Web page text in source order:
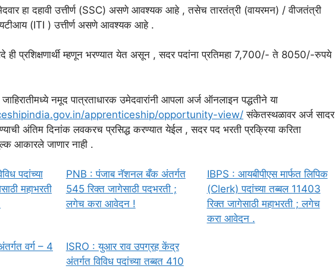
हा दहावी उत्तीर्ण (SSC) असणे आवश्यक आहे , तसेच तारतंत्री (वायरमन) / वीजतंत्री
(ITI ) उत्तीर्ण असणे आवश्यक आहे .
ही प्रशिक्षणार्थी म्हणून भरण्यात येत असून , सदर पदांना प्रतिमहा 7,700/- ते 8050/-रुपये
जाहिरातीमध्ये नमूद पात्रताधारक उमेदवारांनी आपला अर्ज ऑनलाइन पद्धतीने या
apprenticeship/opportunity-view/ संकेतस्थळावर अर्ज सादर
अंतिम दिनांक लवकरच प्रसिद्ध करण्यात येईल , सदर पद भरती प्रक्रिया करिता
आकारले जाणार नाही .
पदांच्या
महाभरती
PNB : पंजाब नॅशनल बँक अंतर्गत
545 रिक्त जागेसाठी पदभरती ;
लगेच करा आवेदन !
IBPS : आयबीपीएस मार्फत लिपिक
(Clerk) पदांच्या तब्बल 11403
रिक्त जागेसाठी महाभरती ; लगेच
करा आवेदन .
वर्ग – 4
ISRO : युआर राव उपग्रह केंद्र
अंतर्गत विविध पदांच्या तब्बत 410